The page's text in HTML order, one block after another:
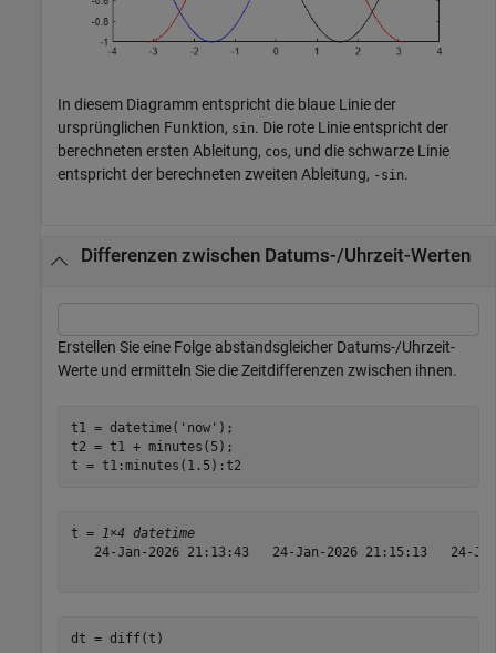
In diesem Diagramm entspricht die blaue Linie der
ursprünglichen Funktion, sin. Die rote Linie entspricht der
berechneten ersten Ableitung, cos, und die schwarze Linie
entspricht der berechneten zweiten Ableitung, -sin.
Differenzen zwischen Datums-/Uhrzeit-Werten
Erstellen Sie eine Folge abstandsgleicher Datums-/Uhrzeit-
Werte und ermitteln Sie die Zeitdifferenzen zwischen ihnen.
t1 = datetime( 'now' );
t2 = t1 + minutes(5);
t = t1:minutes(1.5):t2
t =
1×4 datetime
24-Jan-2026 21:13:43   24-Jan-2026 21:15:13   24-
dt = diff(t)